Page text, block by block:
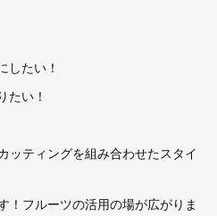
したい！
たい！
ッティングを組み合わせたスタイ
！フルーツの活用の場が広がりま